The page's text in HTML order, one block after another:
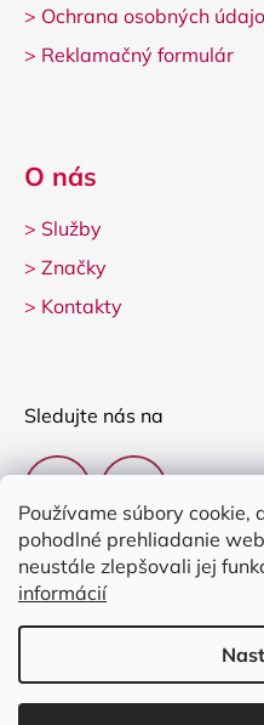
Používame súbory cookie,
pohodlné prehliadanie
neustále zlepšovali jej
informácií
> Ochrana osobných
> Reklamačný formulár
O nás
> Služby
> Značky
> Kontakty
Sledujte nás na
Clarina Music